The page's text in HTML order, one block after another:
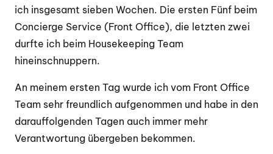
ich insgesamt sieben Wochen. Die ersten Fünf beim
Concierge Service (Front Office), die letzten zwei
durfte ich beim Housekeeping Team
hineinschnuppern.
An meinem ersten Tag wurde ich vom Front Office
Team sehr freundlich aufgenommen und habe in den
darauffolgenden Tagen auch immer mehr
Verantwortung übergeben bekommen.